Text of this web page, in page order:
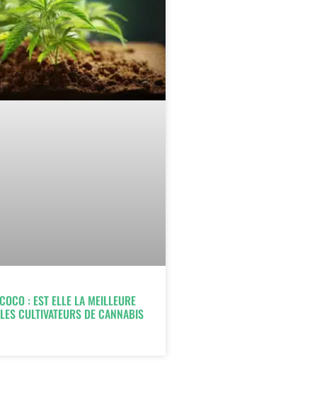
: EST ELLE LA MEILLEURE
CULTIVATEURS DE CANNABIS